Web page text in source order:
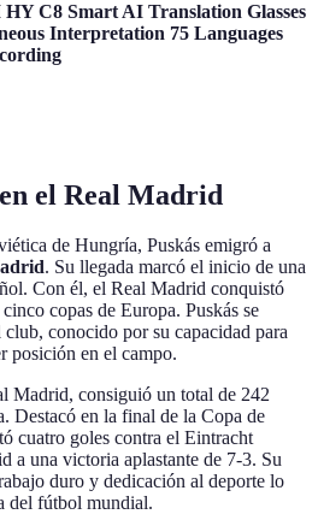
C8 Smart AI Translation Glasses
Interpretation 75 Languages
el Real Madrid
de Hungría, Puskás emigró a
. Su llegada marcó el inicio de una
Con él, el Real Madrid conquistó
copas de Europa. Puskás se
conocido por su capacidad para
posición en el campo.
Madrid, consiguió un total de 242
Destacó en la final de la Copa de
cuatro goles contra el Eintracht
a una victoria aplastante de 7-3. Su
duro y dedicación al deporte lo
del fútbol mundial.